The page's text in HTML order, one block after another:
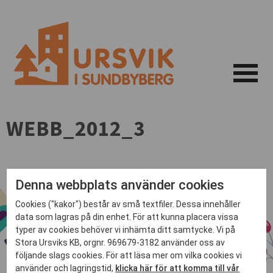
WEBB_2012_3
Denna webbplats använder cookies
Cookies ("kakor") består av små textfiler. Dessa innehåller
data som lagras på din enhet. För att kunna placera vissa
typer av cookies behöver vi inhämta ditt samtycke. Vi på
Stora Ursviks KB, orgnr. 969679-3182 använder oss av
följande slags cookies. För att läsa mer om vilka cookies vi
använder och lagringstid, klicka här för att komma till vår